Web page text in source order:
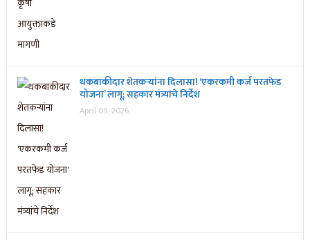
थकबाकीदार शेतकऱ्यांना दिलासा! ‘एकरकमी कर्ज परतफेड
योजना’ लागू; सहकार मंत्र्यांचे निर्देश
April 09, 2026